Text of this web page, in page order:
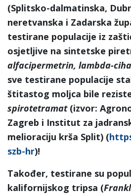
(Splitsko-dalmatinska,
neretvanska i Zadarska
testirane populacije iz
osjetljive na sintetske
alfacipermetrin, lambda-
sve testirane populacije
štitastog moljca bile
spirotetramat(izvor:
Zagreb i Institut za
melioraciju krša Split) (
szb-hr)!
Također, testirane su
kalifornijskog tripsa (